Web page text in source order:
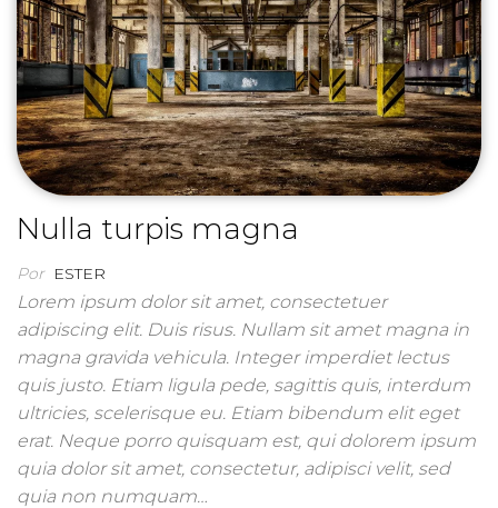
Nulla turpis magna
Por ESTER
Lorem ipsum dolor sit amet, consectetuer
adipiscing elit. Duis risus. Nullam sit amet magna in
magna gravida vehicula. Integer imperdiet lectus
quis justo. Etiam ligula pede, sagittis quis, interdum
ultricies, scelerisque eu. Etiam bibendum elit eget
erat. Neque porro quisquam est, qui dolorem ipsum
quia dolor sit amet, consectetur, adipisci velit, sed
quia non numquam…